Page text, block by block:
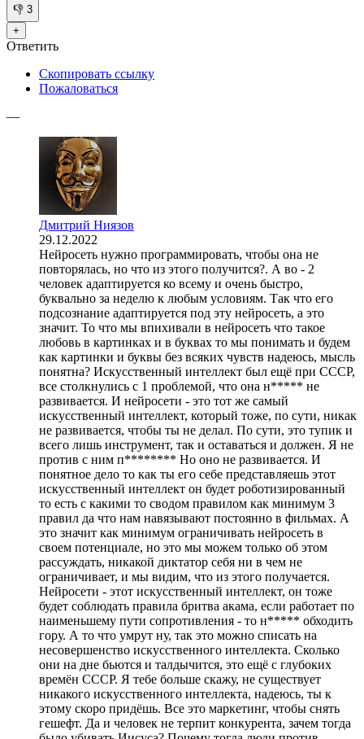
👎 3
+
Ответить
Скопировать ссылку
Пожаловаться
—
Дмитрий Ниязов
29.12.2022
Нейросеть нужно программировать, чтобы она не
повторялась, но что из этого получится?. А во - 2
человек адаптируется ко всему и очень быстро,
буквально за неделю к любым условиям. Так что его
подсознание адаптируется под эту нейросеть, а это
значит. То что мы впихивали в нейросеть что такое
любовь в картинках и в буквах то мы понимать и будем
как картинки и буквы без всяких чувств надеюсь, мысль
понятна? Искусственный интеллект был ещё при СССР,
все столкнулись с 1 проблемой, что она н***** не
развивается. И нейросети - это тот же самый
искусственный интеллект, который тоже, по сути, никак
не развивается, чтобы ты не делал. По сути, это тупик и
всего лишь инструмент, так и оставаться и должен. Я не
против с ним п******** Но оно не развивается. И
понятное дело то как ты его себе представляешь этот
искусственный интеллект он будет роботизированный
то есть с какими то сводом правилом как минимум 3
правил да что нам навязывают постоянно в фильмах. А
это значит как минимум ограничивать нейросеть в
своем потенциале, но это мы можем только об этом
рассуждать, никакой диктатор себя ни в чем не
ограничивает, и мы видим, что из этого получается.
Нейросети - этот искусственный интеллект, он тоже
будет соблюдать правила бритва акама, если работает по
наименьшему пути сопротивления - то н***** обходить
гору. А то что умрут ну, так это можно списать на
несовершенство искусственного интеллекта. Сколько
они на дне бьются и талдычится, это ещё с глубоких
времён СССР. Я тебе больше скажу, не существует
никакого искусственного интеллекта, надеюсь, ты к
этому скоро придёшь. Все это маркетинг, чтобы снять
гешефт. Да и человек не терпит конкурента, зачем тогда